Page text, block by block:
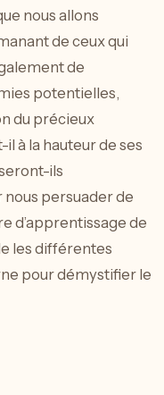
nous allons
de ceux qui
de
potentielles,
du précieux
à la hauteur de ses
ils
persuader de
d’apprentissage de
les différentes
pour démystifier le